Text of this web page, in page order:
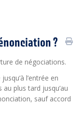
?
de négociations.
l’entrée en
plus tard jusqu’au
sauf accord